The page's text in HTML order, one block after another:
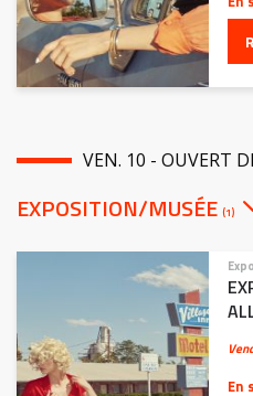
VEN. 10 - OUVERT
EXPOSITION/MUSÉE (1)
En